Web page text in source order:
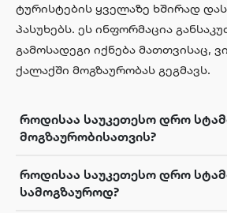
ტურისტების ყველაზე ხშირად
პასუხებს. ეს ინფორმაცია
გამოსადეგი იქნება მათთვისაც,
ქალაქში მოგზაურობას გეგმავს.
როდისაა საუკეთესო დრო
მოგზაურობისათვის?
როდისაა საუკეთესო დრო
სამოგზაუროდ?